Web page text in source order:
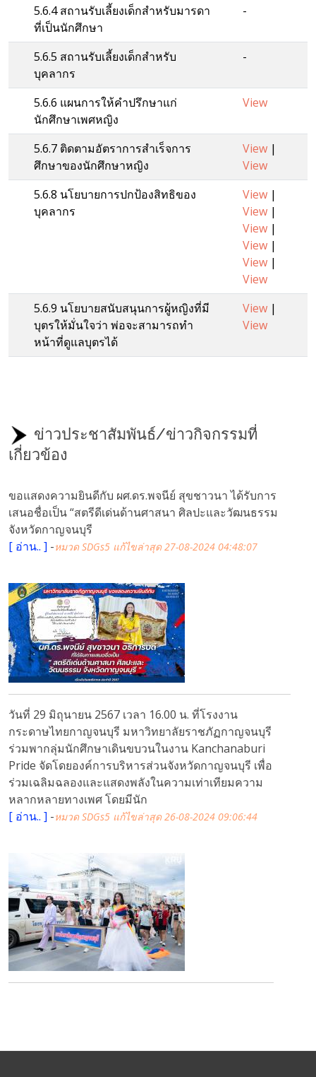
5.6.4 สถานรับเลี้ยงเด็กสําหรับมารดา
ที่เป็นนักศึกษา
-
5.6.5 สถานรับเลี้ยงเด็กสําหรับ
บุคลากร
-
5.6.6 แผนการให้คําปรึกษาแก่
นักศึกษาเพศหญิง
View
5.6.7 ติดตามอัตราการสําเร็จการ
ศึกษาของนักศึกษาหญิง
View |
View
5.6.8 นโยบายการปกป้องสิทธิของ
บุคลากร
View |
View |
View |
View |
View |
View
5.6.9 นโยบายสนับสนุนการผู้หญิงที่มี
บุตรให้มั่นใจว่า พ่อจะสามารถทำ
หน้าที่ดูแลบุตรได้
View |
View
ข่าวประชาสัมพันธ์/ข่าวกิจกรรมที่
เกี่ยวข้อง
ขอแสดงความยินดีกับ ผศ.ดร.พจนีย์ สุขชาวนา ได้รับการ
เสนอชื่อเป็น “สตรีดีเด่นด้านศาสนา ศิลปะและวัฒนธรรม
จังหวัดกาญจนบุรี
[ อ่าน.. ] -หมวด SDGs5 แก้ไขล่าสุด 27-08-2024 04:48:07
วันที่ 29 มิถุนายน 2567 เวลา 16.00 น. ที่โรงงาน
กระดาษไทยกาญจนบุรี มหาวิทยาลัยราชภัฏกาญจนบุรี
ร่วมพากลุ่มนักศึกษาเดินขบวนในงาน Kanchanaburi
Pride จัดโดยองค์การบริหารส่วนจังหวัดกาญจนบุรี เพื่อ
ร่วมเฉลิมฉลองและแสดงพลังในความเท่าเทียมความ
หลากหลายทางเพศ โดยมีนัก
[ อ่าน.. ] -หมวด SDGs5 แก้ไขล่าสุด 26-08-2024 09:06:44